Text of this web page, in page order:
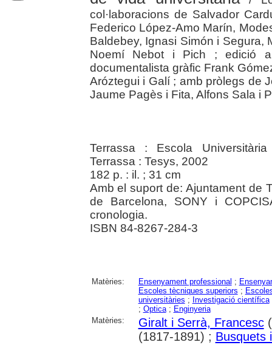
col·laboracions de Salvador
Federico López-Amo Marín,
Baldebey, Ignasi Simón i Segura,
Noemí Nebot i Pich ; edició
documentalista gràfic Frank
Aróztegui i Galí ; amb pròlegs de
Jaume Pagès i Fita, Alfons Sala i
Terrassa : Escola
Terrassa : Tesys, 2002
182 p. : il. ; 31 cm
Amb el suport de: Ajuntament de
de Barcelona, SONY i
cronologia.
ISBN 84-8267-284-3
Matèries: Ensenyament professional ;
Escoles tècniques superiors ;
universitàries ; Investigació científica
; Optica; Enginyeria
Matèries:
Giralt i Serrà, Francesc
(1817-1891) ; Busquets